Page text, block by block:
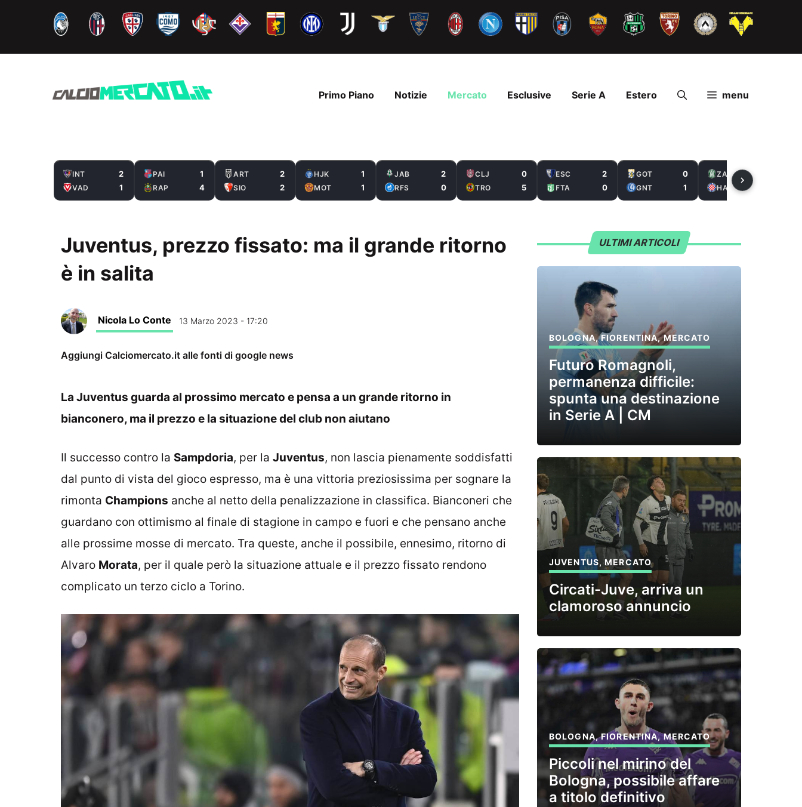
contenuto
Primo Piano Notizie Mercato Esclusive Serie A Estero menu
INT 2
VAD 1
PAI 1
RAP 4
ART 2
SIO 2
HJK 1
MOT 1
JAB 2
RFS 0
CLJ 0
TRO 5
ESC 2
FTA 0
GOT 0
GNT 1
ZAL
HAS
Juventus, prezzo fissato: ma il grande ritorno
è in salita
Nicola Lo Conte 13 Marzo 2023 - 17:20
Aggiungi Calciomercato.it alle fonti di google news
La Juventus guarda al prossimo mercato e pensa a un grande ritorno in
bianconero, ma il prezzo e la situazione del club non aiutano
Il successo contro la Sampdoria, per la Juventus, non lascia pienamente soddisfatti
dal punto di vista del gioco espresso, ma è una vittoria preziosissima per sognare la
rimonta Champions anche al netto della penalizzazione in classifica. Bianconeri che
guardano con ottimismo al finale di stagione in campo e fuori e che pensano anche
alle prossime mosse di mercato. Tra queste, anche il possibile, ennesimo, ritorno di
Alvaro Morata, per il quale però la situazione attuale e il prezzo fissato rendono
complicato un terzo ciclo a Torino.
ULTIMI ARTICOLI
BOLOGNA,FIORENTINA,MERCATO
Futuro Romagnoli,
permanenza difficile:
spunta una destinazione
in Serie A | CM
JUVENTUS,MERCATO
Circati-Juve, arriva un
clamoroso annuncio
BOLOGNA,FIORENTINA,MERCATO
Piccoli nel mirino del
Bologna, possibile affare
a titolo definitivo